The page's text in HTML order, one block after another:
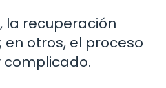
la recuperación
otros, el proceso
complicado.